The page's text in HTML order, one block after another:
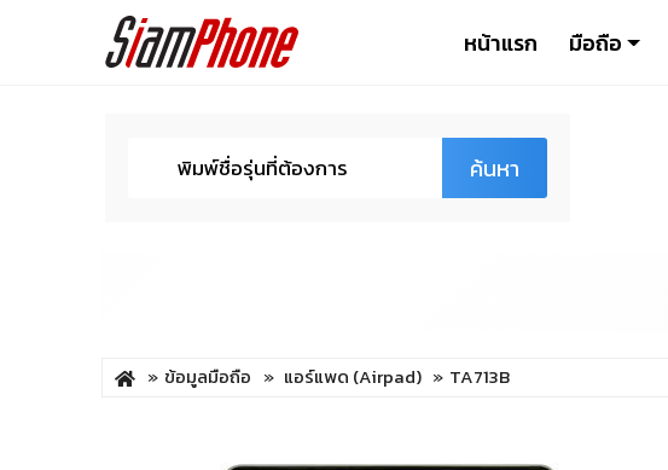
หน้าแรก มือถือ
ค้นหา
ข้อมูลมือถือ แอร์แพด (Airpad) TA713B